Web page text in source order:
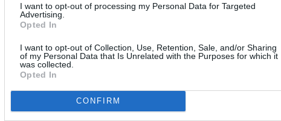
I want to opt-out of processing my Personal Data for Targeted
Advertising.
Opted In
I want to opt-out of Collection, Use, Retention, Sale, and/or Sharing
of my Personal Data that Is Unrelated with the Purposes for which it
was collected.
Opted In
CONFIRM
Αντιπυρική περίοδος